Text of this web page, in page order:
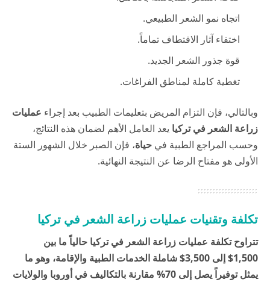
اتجاه نمو الشعر الطبيعي.
اختفاء آثار الاقتطاف تماماً.
قوة جذور الشعر الجديد.
تغطية كاملة لمناطق الفراغات.
وبالتالي، فإن التزام المريض بتعليمات الطبيب بعد إجراء عمليات
زراعة الشعر في تركيا يعد العامل الأهم لضمان هذه النتائج،
وحسب المراجع الطبية في حياة، فإن الصبر خلال الشهور الستة
الأولى هو مفتاح الرضا عن النتيجة النهائية.
تكلفة وتقنيات عمليات زراعة الشعر في تركيا
تتراوح تكلفة عمليات زراعة الشعر في تركيا حالياً ما بين
1,500$ إلى 3,500$ شاملة الخدمات الطبية والإقامة، وهو ما
يمثل توفيراً يصل إلى 70% مقارنة بالتكاليف في أوروبا والولايات